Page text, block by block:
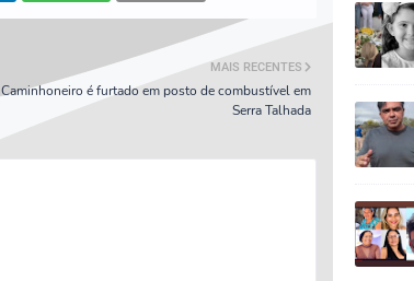
MAIS RECENTES
Caminhoneiro é furtado em posto de combustível em
Serra Talhada